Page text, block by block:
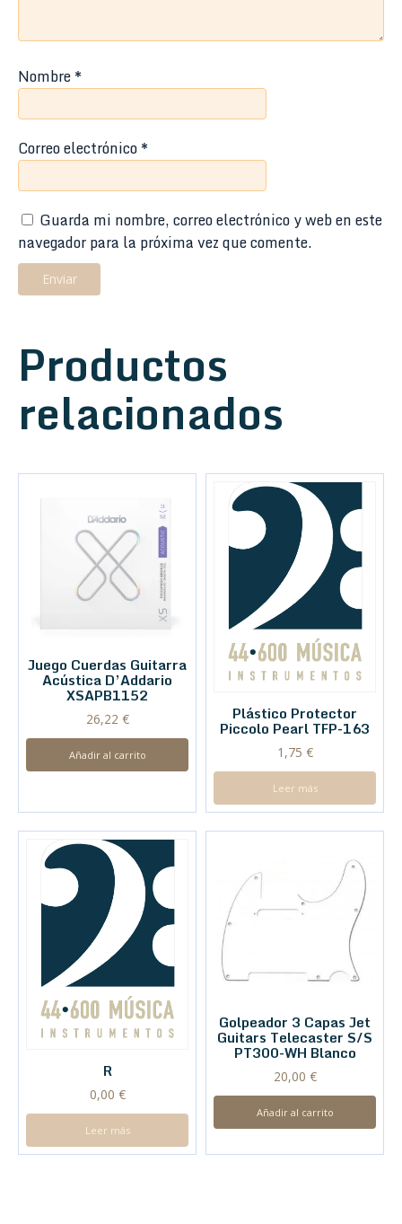
Nombre*
Correo electrónico*
Guarda mi nombre, correo electrónico y web en este
navegador para la próxima vez que comente.
Productos
relacionados
Juego Cuerdas Guitarra
Acústica D’Addario
XSAPB1152
26,22 €
Añadir al carrito
Plástico Protector
Piccolo Pearl TFP-163
1,75 €
Leer más
R
0,00 €
Leer más
Golpeador 3 Capas Jet
Guitars Telecaster S/S
PT300-WH Blanco
20,00 €
Añadir al carrito